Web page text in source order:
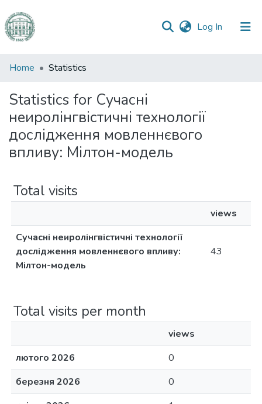
Log In (current)
Communities
Collections
All of DSpace
Home Statistics
Statistics for Сучасні
неиролінгвістичні технології
дослідження мовленнєвого
впливу: Мілтон-модель
Total visits
views
Сучасні неиролінгвістичні технології
дослідження мовленнєвого впливу:
Мілтон-модель
43
Total visits per month
views
лютого 2026
0
березня 2026
0